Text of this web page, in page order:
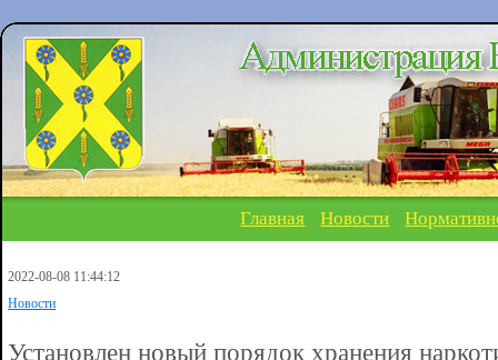
Главная Новости
2022-08-08 11:44:12
Новости
Установлен новый порядок хранения